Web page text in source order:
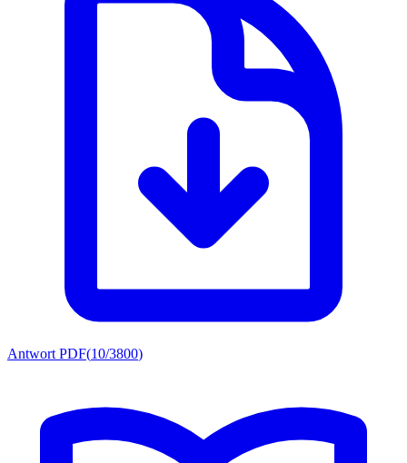
Antwort PDF(10/3800)